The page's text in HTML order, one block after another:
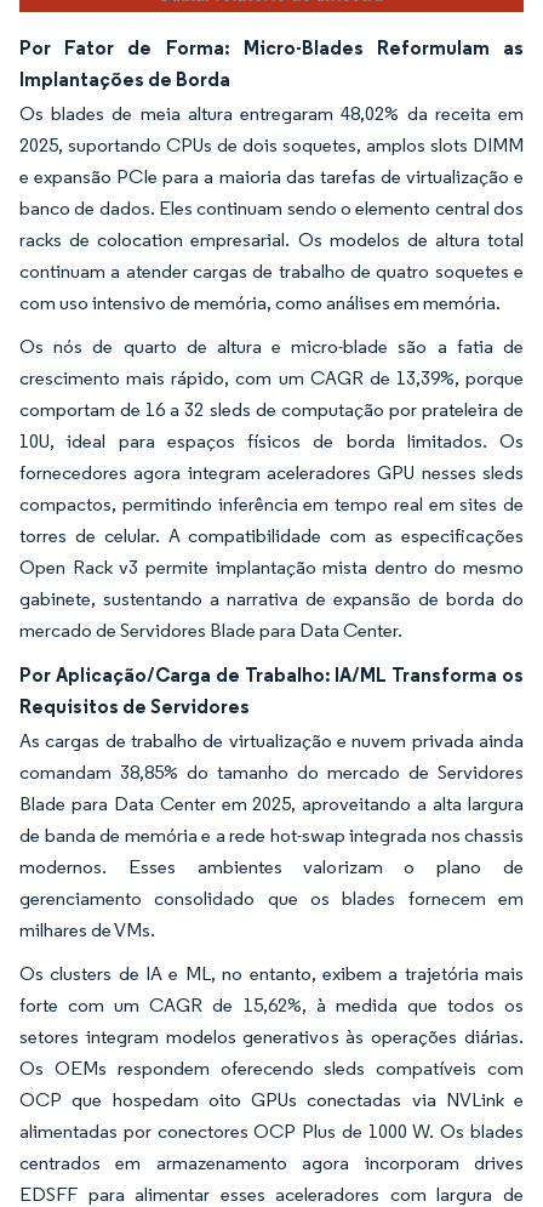
Por Fator de Forma: Micro-Blades Reformulam as
Implantações de Borda
Os blades de meia altura entregaram 48,02% da receita em
2025, suportando CPUs de dois soquetes, amplos slots DIMM
e expansão PCIe para a maioria das tarefas de virtualização e
banco de dados. Eles continuam sendo o elemento central dos
racks de colocation empresarial. Os modelos de altura total
continuam a atender cargas de trabalho de quatro soquetes e
com uso intensivo de memória, como análises em memória.
Os nós de quarto de altura e micro-blade são a fatia de
crescimento mais rápido, com um CAGR de 13,39%, porque
comportam de 16 a 32 sleds de computação por prateleira de
10U, ideal para espaços físicos de borda limitados. Os
fornecedores agora integram aceleradores GPU nesses sleds
compactos, permitindo inferência em tempo real em sites de
torres de celular. A compatibilidade com as especificações
Open Rack v3 permite implantação mista dentro do mesmo
gabinete, sustentando a narrativa de expansão de borda do
mercado de Servidores Blade para Data Center.
Por Aplicação/Carga de Trabalho: IA/ML Transforma os
Requisitos de Servidores
As cargas de trabalho de virtualização e nuvem privada ainda
comandam 38,85% do tamanho do mercado de Servidores
Blade para Data Center em 2025, aproveitando a alta largura
de banda de memória e a rede hot-swap integrada nos chassis
modernos. Esses ambientes valorizam o plano de
gerenciamento consolidado que os blades fornecem em
milhares de VMs.
Os clusters de IA e ML, no entanto, exibem a trajetória mais
forte com um CAGR de 15,62%, à medida que todos os
setores integram modelos generativos às operações diárias.
Os OEMs respondem oferecendo sleds compatíveis com
OCP que hospedam oito GPUs conectadas via NVLink e
alimentadas por conectores OCP Plus de 1000 W. Os blades
centrados em armazenamento agora incorporam drives
EDSFF para alimentar esses aceleradores com largura de